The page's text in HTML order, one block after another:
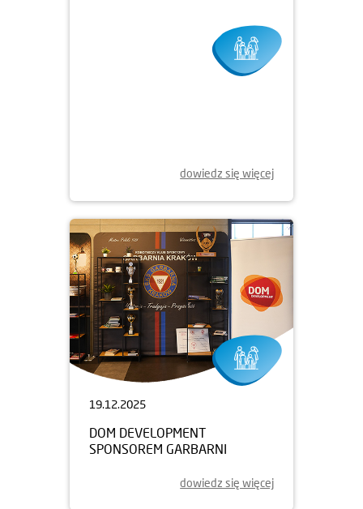
dowiedz się więcej
19.12.2025
DOM DEVELOPMENT
SPONSOREM GARBARNI
dowiedz się więcej